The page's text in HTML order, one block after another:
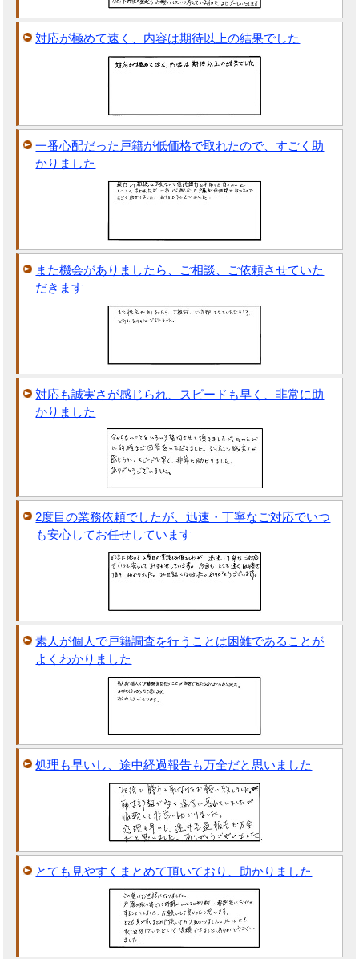
対応が極めて速く、内容は期待以上の結果でした
一番心配だった戸籍が低価格で取れたので、すごく助
かりました
また機会がありましたら、ご相談、ご依頼させていた
だきます
対応も誠実さが感じられ、スピードも早く、非常に助
かりました
2度目の業務依頼でしたが、迅速・丁寧なご対応でいつ
も安心してお任せしています
素人が個人で戸籍調査を行うことは困難であることが
よくわかりました
処理も早いし、途中経過報告も万全だと思いました
とても見やすくまとめて頂いており、助かりました